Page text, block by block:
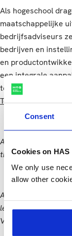
Consent
Cookies on HAS
We only use
allow other
Als hogeschool
maatschappelijke
bedrijfsadviseurs
bedrijven en
en
een integrale
teams. Op de HAS
Toursmaar ook in
Alumna Froukje
tijdens de start van
Aan tafel bij de
lectoren Lenny van
Voeten.